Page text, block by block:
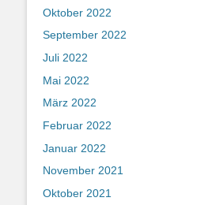
Oktober 2022
September 2022
Juli 2022
Mai 2022
März 2022
Februar 2022
Januar 2022
November 2021
Oktober 2021